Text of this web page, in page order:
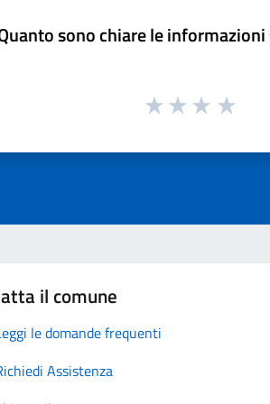
sono chiare le
il comune
le domande frequenti
Assistenza